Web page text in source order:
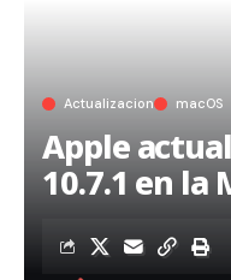
Actualizacion macOS
Apple
10.7.1 en la